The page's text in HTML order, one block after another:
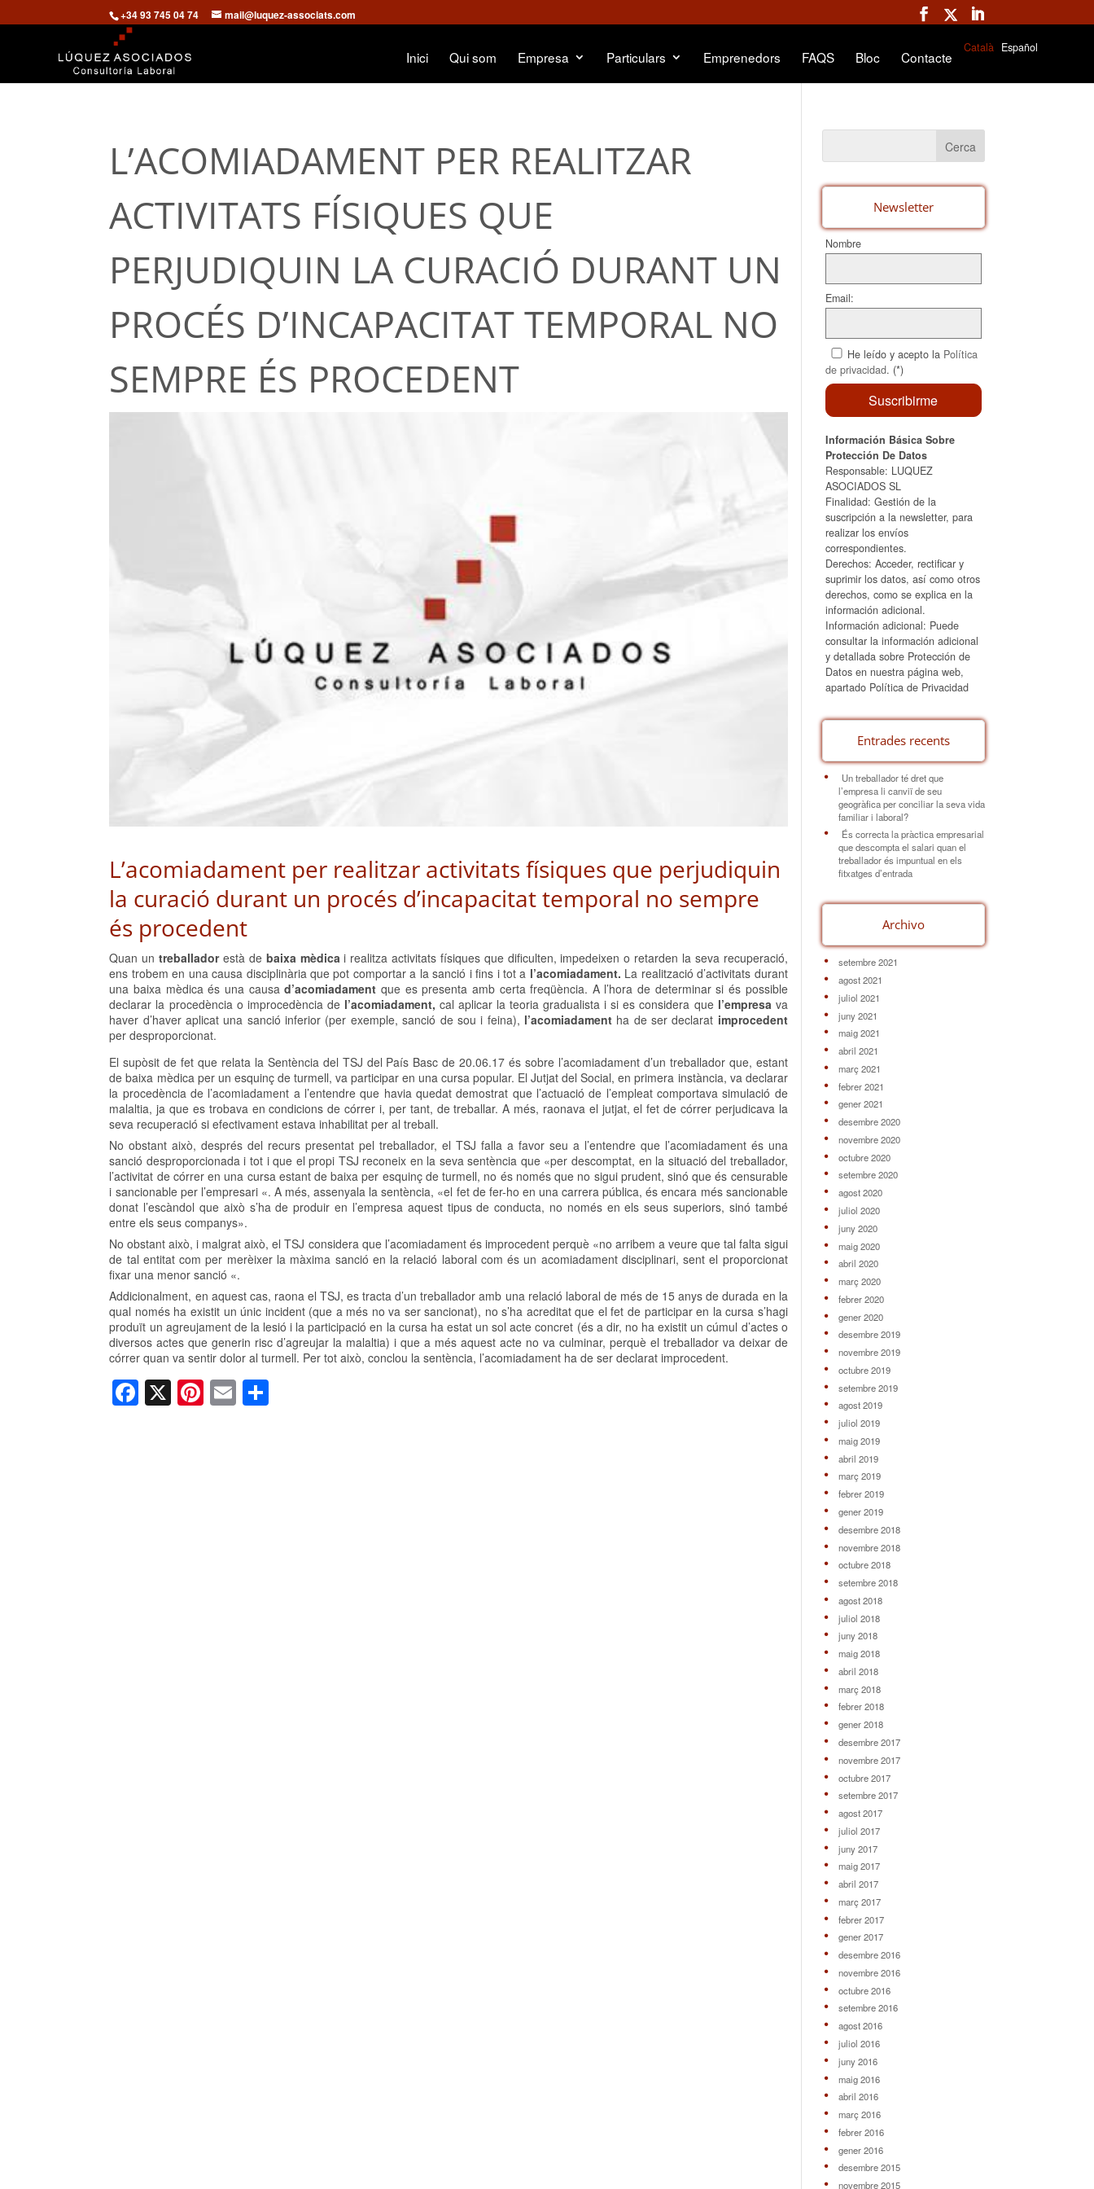
+34 93 745 04 74 mail@luquez-associats.com
Inici Qui som Empresa Particulars Emprenedors FAQS Bloc Contacte
Català Español
L’ACOMIADAMENT PER REALITZAR
ACTIVITATS FÍSIQUES QUE
PERJUDIQUIN LA CURACIÓ DURANT UN
PROCÉS D’INCAPACITAT TEMPORAL NO
SEMPRE ÉS PROCEDENT
L’acomiadament per realitzar activitats físiques que perjudiquin
la curació durant un procés d’incapacitat temporal no sempre
és procedent
Quan untreballadorestà de baixa mèdicai realitza activitats físiques que dificulten, impedeixen o retarden la seva recuperació,
ens trobem en una causa disciplinària que pot comportar a la sanció i fins i tot a l’acomiadament. La realització d’activitats durant
una baixa mèdica és una causad’acomiadament que es presenta amb certa freqüència. A l’hora de determinar si és possible
declarar la procedència o improcedència de l’acomiadament, cal aplicar la teoria gradualista i si es considera que l’empresava
haver d’haver aplicat una sanció inferior (per exemple, sanció de sou i feina), l’acomiadamentha de ser declarat improcedent
per desproporcionat.
El supòsit de fet que relata la Sentència del TSJ del País Basc de 20.06.17 és sobre l’acomiadament d’un treballador que, estant
de baixa mèdica per un esquinç de turmell, va participar en una cursa popular. El Jutjat del Social, en primera instància, va declarar
la procedència de l’acomiadament a l’entendre que havia quedat demostrat que l’actuació de l’empleat comportava simulació de
malaltia, ja que es trobava en condicions de córrer i, per tant, de treballar. A més, raonava el jutjat, el fet de córrer perjudicava la
seva recuperació si efectivament estava inhabilitat per al treball.
No obstant això, després del recurs presentat pel treballador, el TSJ falla a favor seu a l’entendre que l’acomiadament és una
sanció desproporcionada i tot i que el propi TSJ reconeix en la seva sentència que «per descomptat, en la situació del treballador,
l’activitat de córrer en una cursa estant de baixa per esquinç de turmell, no és només que no sigui prudent, sinó que és censurable
i sancionable per l’empresari «. A més, assenyala la sentència, «el fet de fer-ho en una carrera pública, és encara més sancionable
donat l’escàndol que això s’ha de produir en l’empresa aquest tipus de conducta, no només en els seus superiors, sinó també
entre els seus companys».
No obstant això, i malgrat això, el TSJ considera que l’acomiadament és improcedent perquè «no arribem a veure que tal falta sigui
de tal entitat com per merèixer la màxima sanció en la relació laboral com és un acomiadament disciplinari, sent el proporcionat
fixar una menor sanció «.
Addicionalment, en aquest cas, raona el TSJ, es tracta d’un treballador amb una relació laboral de més de 15 anys de durada en la
qual només ha existit un únic incident (que a més no va ser sancionat), no s’ha acreditat que el fet de participar en la cursa s’hagi
produït un agreujament de la lesió i la participació en la cursa ha estat un sol acte concret (és a dir, no ha existit un cúmul d’actes o
diversos actes que generin risc d’agreujar la malaltia) i que a més aquest acte no va culminar, perquè el treballador va deixar de
córrer quan va sentir dolor al turmell. Per tot això, conclou la sentència, l’acomiadament ha de ser declarat improcedent.
F X Pi E
Newsletter
Nombre
Email:
He leído y acepto la Política
de privacidad. (*)
Información Básica Sobre
Protección De Datos
Responsable: LUQUEZ
ASOCIADOS SL
Finalidad: Gestión de la
suscripción a la newsletter, para
realizar los envíos
correspondientes.
Derechos: Acceder, rectificar y
suprimir los datos, así como otros
derechos, como se explica en la
información adicional.
Información adicional: Puede
consultar la información adicional
y detallada sobre Protección de
Datos en nuestra página web,
apartado Política de Privacidad
Entrades recents
Un treballador té dret que
l’empresa li canviï de seu
geogràfica per conciliar la seva vida
familiar i laboral?
És correcta la pràctica empresarial
que descompta el salari quan el
treballador és impuntual en els
fitxatges d’entrada
Archivo
setembre 2021
agost 2021
juliol 2021
juny 2021
maig 2021
abril 2021
març 2021
febrer 2021
gener 2021
desembre 2020
novembre 2020
octubre 2020
setembre 2020
agost 2020
juliol 2020
juny 2020
maig 2020
abril 2020
març 2020
febrer 2020
gener 2020
desembre 2019
novembre 2019
octubre 2019
setembre 2019
agost 2019
juliol 2019
maig 2019
abril 2019
març 2019
febrer 2019
gener 2019
desembre 2018
novembre 2018
octubre 2018
setembre 2018
agost 2018
juliol 2018
juny 2018
maig 2018
abril 2018
març 2018
febrer 2018
gener 2018
desembre 2017
novembre 2017
octubre 2017
setembre 2017
agost 2017
juliol 2017
juny 2017
maig 2017
abril 2017
març 2017
febrer 2017
gener 2017
desembre 2016
novembre 2016
octubre 2016
setembre 2016
agost 2016
juliol 2016
juny 2016
maig 2016
abril 2016
març 2016
febrer 2016
gener 2016
desembre 2015
novembre 2015